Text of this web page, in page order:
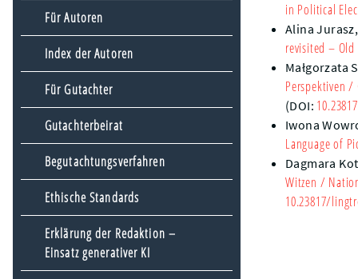
Für Autoren
Index der Autoren
Für Gutachter
Gutachterbeirat
Begutachtungsverfahren
Ethische Standards
Erklärung der Redaktion –
Einsatz generativer KI
in Political
Alina Jurasz
revisited – Old
Małgorzata
Perspektiven /
(DOI:
Iwona
Language of
Dagmara
Witzen /
10.23817/